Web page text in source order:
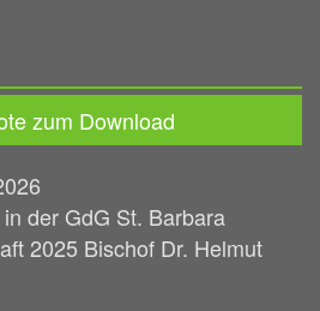
zum Download
der GdG St. Barbara
2025 Bischof Dr. Helmut